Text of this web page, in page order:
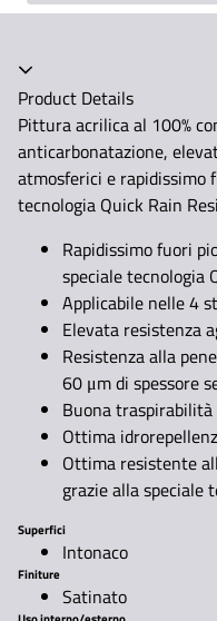
Product Details
Pittura acrilica al 100%
anticarbonatazione,
atmosferici e rapidissimo
tecnologia Quick Rain
Rapidissimo fuori
speciale tecnologia
Applicabile nelle 4
Elevata resistenza
Resistenza alla
60 μm di spessore
Buona traspirabilità
Ottima
Ottima resistente
grazie alla speciale
Superfici
Intonaco
Finiture
Satinato